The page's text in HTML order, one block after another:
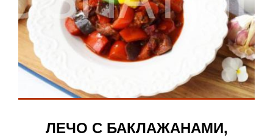
ЛЕЧО С БАКЛАЖАНАМИ,